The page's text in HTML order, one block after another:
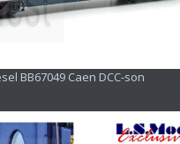
BB67049 Caen DCC-son